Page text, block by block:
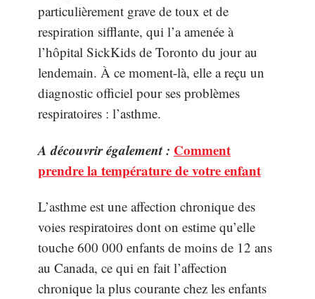
particulièrement grave de toux et de
respiration sifflante, qui l’a amenée à
l’hôpital SickKids de Toronto du jour au
lendemain. À ce moment-là, elle a reçu un
diagnostic officiel pour ses problèmes
respiratoires : l’asthme.
A découvrir également : Comment
prendre la température de votre enfant
L’asthme est une affection chronique des
voies respiratoires dont on estime qu’elle
touche 600 000 enfants de moins de 12 ans
au Canada, ce qui en fait l’affection
chronique la plus courante chez les enfants